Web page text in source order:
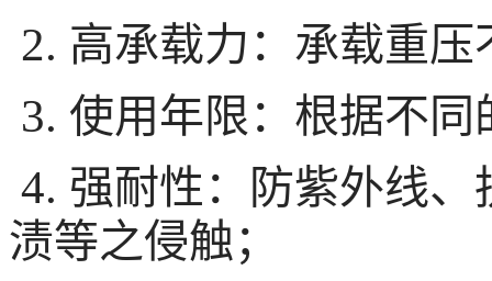
2. 高承载力：承载重压
3. 使用年限：根据不
4. 强耐性：防紫外线
渍等之侵触；